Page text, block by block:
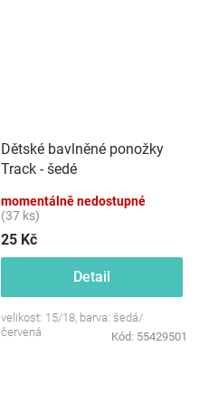
Dětské bavlněné ponožky
Track - šedé
momentálně nedostupné
(37 ks)
25 Kč
Detail
velikost: 15/18, barva: šedá/
červená
Kód: 55429501